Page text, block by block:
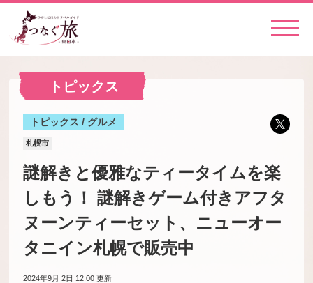
トピックス
トピックス / グルメ
札幌市
謎解きと優雅なティータイムを楽
しもう！ 謎解きゲーム付きアフタ
ヌーンティーセット、ニューオー
タニイン札幌で販売中
2024年9月 2日 12:00 更新